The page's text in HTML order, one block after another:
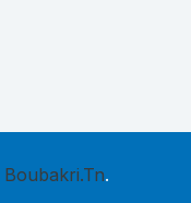
Boubakri.Tn.